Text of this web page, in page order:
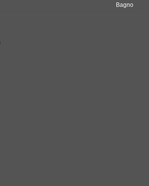
Bagno